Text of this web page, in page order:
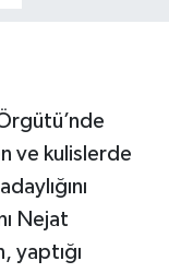
ve kulislerde
Nejat
yaptığı